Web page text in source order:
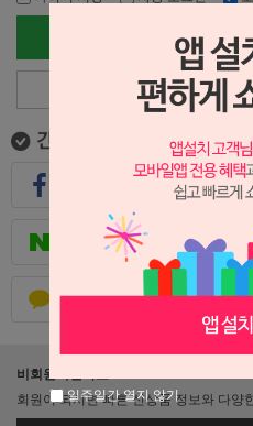
로
아이디/비
페이스북으로 로그인
네이버로 로그인
카카오톡으로 로그인
비회원이신가요?
회원이 되시면 빠른 신상품 정보와 다양
일주일간 열지 않기